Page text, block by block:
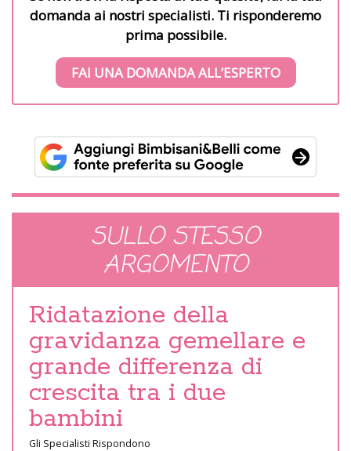
domanda ai nostri specialisti. Ti risponderemo
prima possibile.
FAI UNA DOMANDA ALL’ESPERTO
SULLO STESSO
ARGOMENTO
Ridatazione della
gravidanza gemellare e
grande differenza di
crescita tra i due
bambini
Gli Specialisti Rispondono